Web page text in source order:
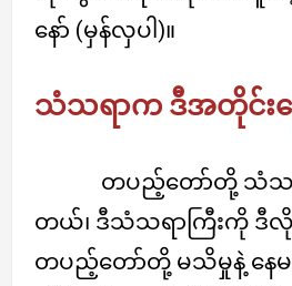
နော် (မှန်လှပါ)။
သံသရာက ဒီအတိုင်း
တပည့်တော်တို့ သံသ
တယ်၊ ဒီသံသရာကြီးကို ဒီ
တပည့်တော်တို့ မသိမှုနဲ့ န